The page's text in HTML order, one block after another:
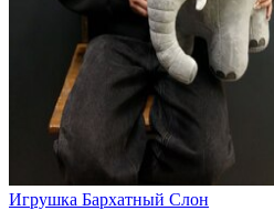
Игрушка Бархатный Слон